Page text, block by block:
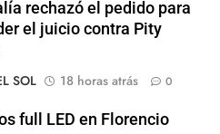
rechazó el pedido para
el juicio contra Pity
SOL
18 horas atrás 0
full LED en Florencio